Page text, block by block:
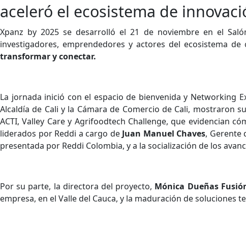
aceleró el ecosistema de
Xpanz by 2025 se desarrolló el 21 de noviembre en el
investigadores, emprendedores y actores del ecosistema
transformar y conectar.
La jornada inició con el espacio de bienvenida y Networking
Alcaldía de Cali y la Cámara de Comercio de Cali, mostraron
ACTI, Valley Care y Agrifoodtech Challenge, que evidencian
liderados por Reddi a cargo de Juan Manuel Chaves, Gerente
presentada por Reddi Colombia, y a la socialización de los
Por su parte, la directora del proyecto, Mónica Dueñas
empresa, en el Valle del Cauca, y la maduración de soluciones